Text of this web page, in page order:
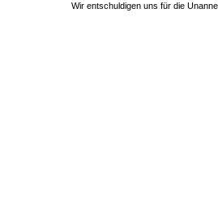
Wir entschuldigen uns für die